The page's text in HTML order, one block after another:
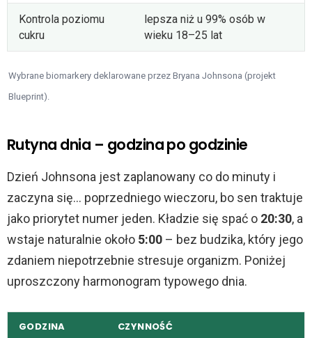
Kontrola poziomu
cukru
lepsza niż u 99% osób w
wieku 18–25 lat
Wybrane biomarkery deklarowane przez Bryana Johnsona (projekt
Blueprint).
Rutyna dnia – godzina po godzinie
Dzień Johnsona jest zaplanowany co do minuty i
zaczyna się… poprzedniego wieczoru, bo sen traktuje
jako priorytet numer jeden. Kładzie się spać o 20:30, a
wstaje naturalnie około 5:00 – bez budzika, który jego
zdaniem niepotrzebnie stresuje organizm. Poniżej
uproszczony harmonogram typowego dnia.
GODZINA CZYNNOŚĆ